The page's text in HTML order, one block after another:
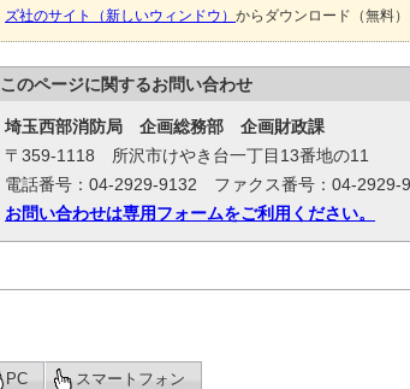
ズ社のサイト（新しいウィンドウ） からダウンロード（無料）
このページに関するお問い合わせ
埼玉西部消防局 企画総務部 企画財政課
〒359-1118 所沢市けやき台一丁目13番地の11
電話番号：04-2929-9132 ファクス番号：04-2929-
お問い合わせは専用フォームをご利用ください。
PC スマートフォン